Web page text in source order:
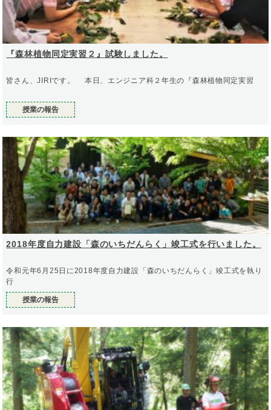
『森林植物同定実習２』試験しました。
皆さん、JIRIです。 本日、エンジニア科２年生の『森林植物同定実習
授業の報告
2018年度自力建設「森のいちだんらく」竣工式を行いました。
令和元年6月25日に2018年度自力建設「森のいちだんらく」竣工式を執り
行
授業の報告